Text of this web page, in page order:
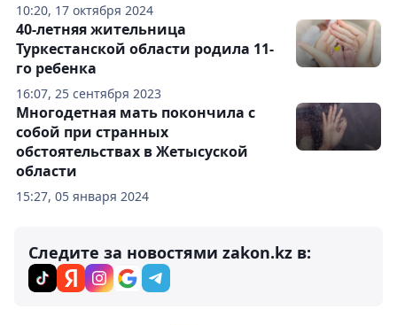
10:20, 17 октября 2024
16:07, 25 сентября 2023
40-летняя жительница
Туркестанской области родила 11-
го ребенка
15:27, 05 января 2024
Многодетная мать покончила с
собой при странных
обстоятельствах в Жетысуской
области
Следите за новостями zakon.kz в: